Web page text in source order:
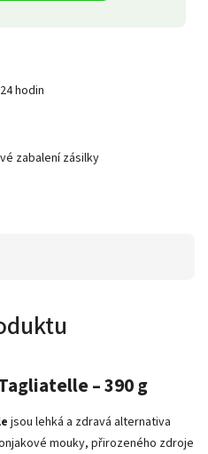
hodin
zabalení zásilky
– 390 g
jsou lehká a zdravá alternativa
mouky, přirozeného zdroje